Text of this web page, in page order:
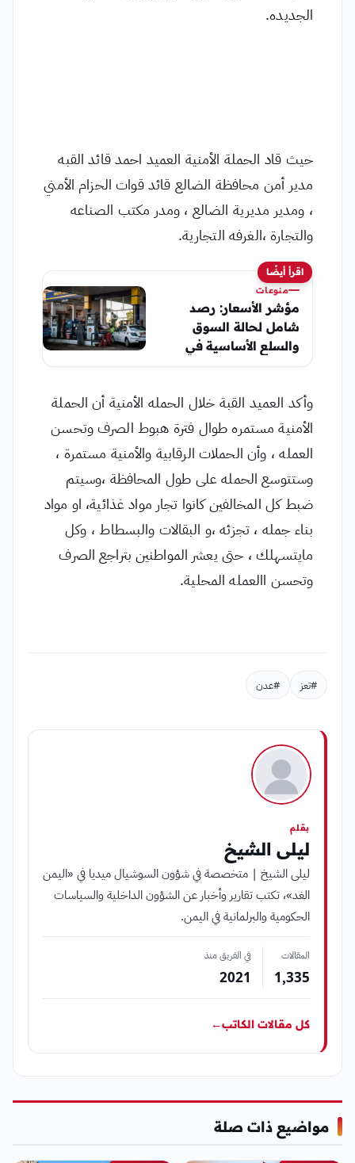
الجديده.
حيث قاد الحملة الأمنية العميد احمد قائد القبه
مدير أمن محافظة الضالع قائد قوات الحزام الأمني
، ومدير مديرية الضالع ، ومدر مكتب الصناعه
والتجارة ،الغرفه التجارية.
اقرأ أيضًا
منوعات
مؤشر الأسعار: رصد
شامل لحالة السوق
والسلع الأساسية في
اليمن (الأحد، 7 يونيو
وأكد العميد القبة خلال الحمله الأمنية أن الحملة
الأمنية مستمره طوال فترة هبوط الصرف وتحسن
العمله ، وأن الحملات الرقابية والأمنية مستمرة ،
وستتوسع الحمله على طول المحافظة ،وسيتم
ضبط كل المخالفين كانوا تجار مواد غذائية، او مواد
بناء جمله ، تجزئه ،و البقالات والبسطاط ، وكل
مايتسهلك ، حتى يعشر المواطنين بتراجع الصرف
وتحسن االعمله المحلية.
#تعز #عدن
بقلم
ليلى الشيخ
ليلى الشيخ | متخصصة في شؤون السوشيال ميديا في «اليمن
الغد»، تكتب تقارير وأخبار عن الشؤون الداخلية والسياسات
الحكومية والبرلمانية في اليمن.
المقالات
1٬335
في الفريق منذ
2021
كل مقالات الكاتب←
مواضيع ذات صلة